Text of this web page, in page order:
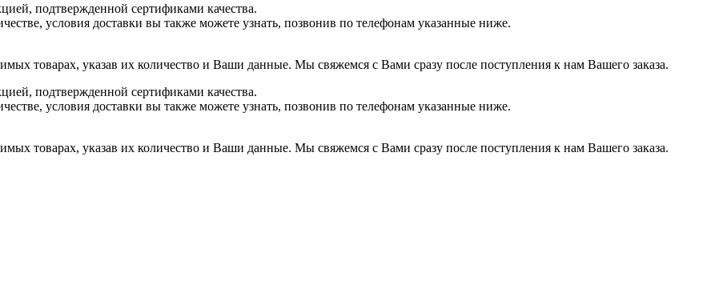
подтвержденной сертификами качества.
условия доставки вы также можете узнать, позвонив по телефонам указанные ниже.
товарах, указав их количество и Ваши данные. Мы свяжемся с Вами сразу после поступления к нам Вашего заказа.
подтвержденной сертификами качества.
условия доставки вы также можете узнать, позвонив по телефонам указанные ниже.
товарах, указав их количество и Ваши данные. Мы свяжемся с Вами сразу после поступления к нам Вашего заказа.